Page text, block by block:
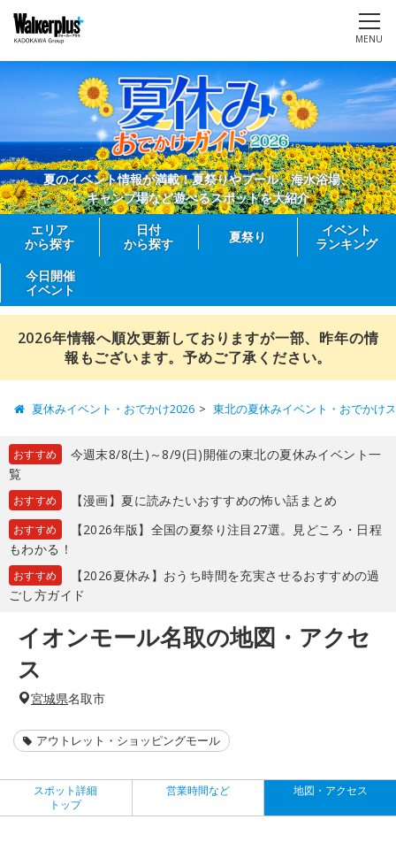
MENU
夏のイベント情報が満載！夏祭りやプール、海水浴場、
キャンプ場など遊べるスポットを大紹介
エリア
から探す
日付
から探す
夏祭り
イベント
ランキング
今日開催
イベント
2026年情報へ順次更新しておりますが一部、昨年の情
報もございます。予めご了承ください。
夏休みイベント・おでかけ2026 東北の夏休みイベント・おでかけ
おすすめ
今週末8/8(土)～8/9(日)開催の東北の夏休みイベント一
覧
おすすめ 【漫画】夏に読みたいおすすめの怖い話まとめ
おすすめ
【2026年版】全国の夏祭り注目27選。見どころ・日程
もわかる！
おすすめ
【2026夏休み】おうち時間を充実させるおすすめの過
ごし方ガイド
イオンモール名取の地図・アクセ
ス
宮城県名取市
アウトレット・ショッピングモール
スポット詳細
トップ
営業時間など 地図・アクセス